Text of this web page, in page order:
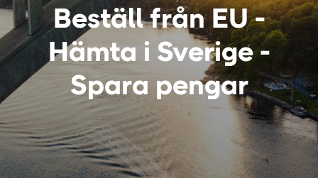
Beställ från EU -
Hämta i Sverige -
Spara pengar